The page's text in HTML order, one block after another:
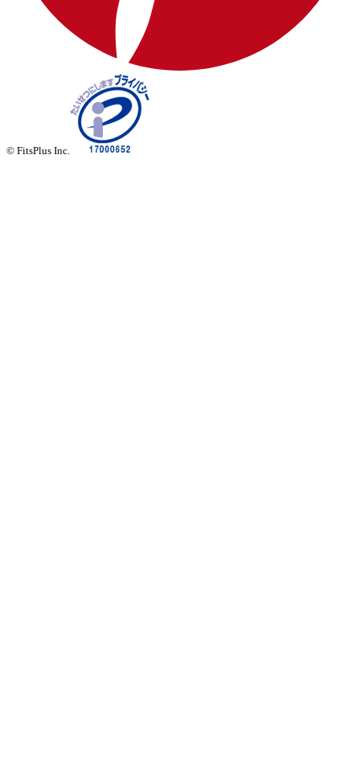
© FitsPlus Inc.